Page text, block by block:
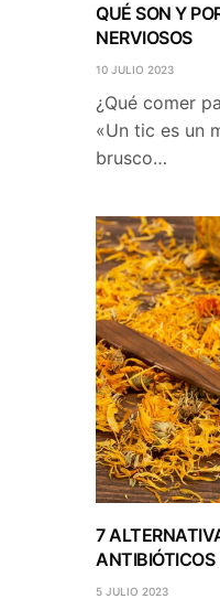
QUÉ SON Y
NERVIOSOS
10 JULIO 2023
¿Qué comer
«Un tic es un
brusco…
7
ANTIBIÓTICOS
5 JULIO 2023